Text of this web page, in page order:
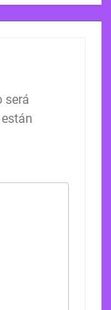
será